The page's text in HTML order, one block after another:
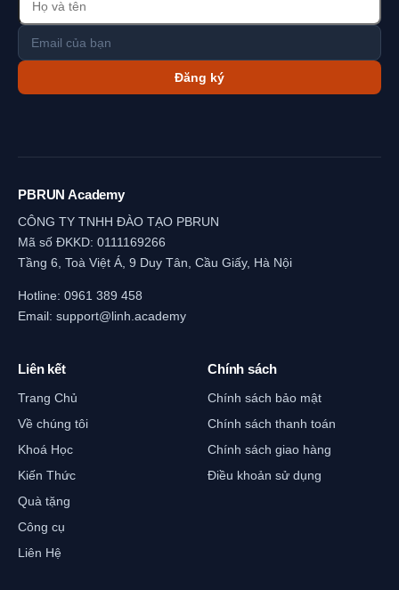
Đăng ký
PBRUN Academy
CÔNG TY TNHH ĐÀO TẠO PBRUN
Mã số ĐKKD: 0111169266
Tầng 6, Toà Việt Á, 9 Duy Tân, Cầu Giấy, Hà Nội
Hotline: 0961 389 458
Email: support@linh.academy
Liên kết
Trang Chủ
Về chúng tôi
Khoá Học
Kiến Thức
Quà tặng
Công cụ
Liên Hệ
Chính sách
Chính sách bảo mật
Chính sách thanh toán
Chính sách giao hàng
Điều khoản sử dụng